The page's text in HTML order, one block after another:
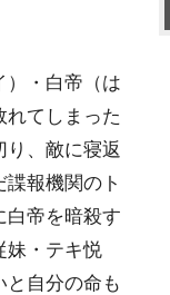
・白帝（は
れてしまった
り、敵に寝返
報機関のト
白帝を暗殺す
妹・テキ悦
と自分の命も